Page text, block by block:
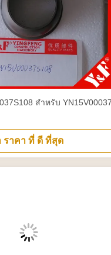
สำหรับ
ราคา ที่ ดี ที่สุด